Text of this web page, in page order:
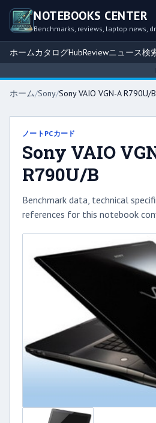
NOTEBOOKS CENTER
Benchmarks, reviews, laptop news,
ホームカタログHubReviewニュース検
ホーム/Sony/Sony VAIO VGN-A R790U/B
ノートPCカード
Sony VAIO
R790U/B
Benchmark data, technical
references for this notebook